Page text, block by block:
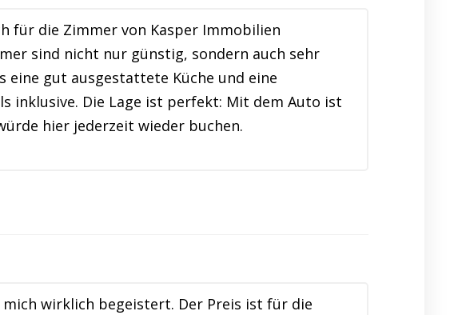
für die Zimmer von Kasper Immobilien
sind nicht nur günstig, sondern auch sehr
eine gut ausgestattete Küche und eine
inklusive. Die Lage ist perfekt: Mit dem Auto ist
hier jederzeit wieder buchen.
wirklich begeistert. Der Preis ist für die